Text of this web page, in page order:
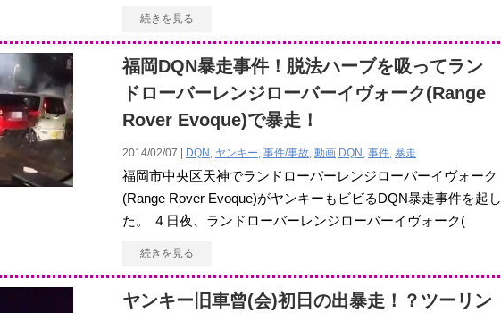
続きを見る
福岡DQN暴走事件！脱法ハーブを吸ってラン
ドローバーレンジローバーイヴォーク(Range
Rover Evoque)で暴走！
2014/02/07 | DQN , ヤンキー, 事件/事故, 動画 DQN , 事件, 暴走
福岡市中央区天神でランドローバーレンジローバーイヴォーク
(Range Rover Evoque)がヤンキーもビビるDQN暴走事件を起し
た。 ４日夜、ランドローバーレンジローバーイヴォーク(
続きを見る
ヤンキー旧車曾(会)初日の出暴走！？ツーリン